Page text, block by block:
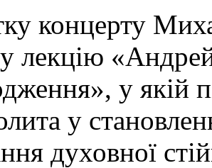
концерту
лекцію
у якій
у
духовної